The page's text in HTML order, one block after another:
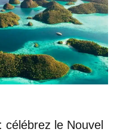
célébrez le Nouvel